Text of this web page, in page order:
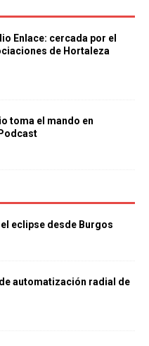
Enlace: cercada por el
de Hortaleza
toma el mando en
el eclipse desde Burgos
automatización radial de